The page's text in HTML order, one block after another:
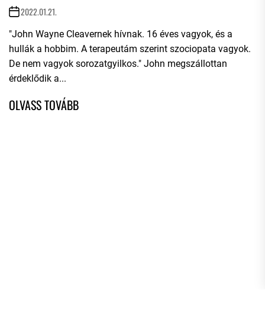
2022.01.21.
"John Wayne Cleavernek hívnak. 16 éves vagyok, és a
hullák a hobbim. A terapeutám szerint szociopata vagyok.
De nem vagyok sorozatgyilkos." John megszállottan
érdeklődik a...